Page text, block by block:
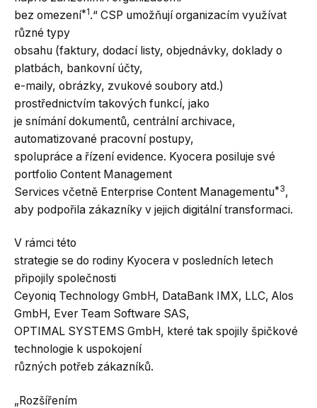
bez omezení*1.“ CSP umožňují organizacím využívat
různé typy
obsahu (faktury, dodací listy, objednávky, doklady o
platbách, bankovní účty,
e-maily, obrázky, zvukové soubory atd.)
prostřednictvím takových funkcí, jako
je snímání dokumentů, centrální archivace,
automatizované pracovní postupy,
spolupráce a řízení evidence. Kyocera posiluje své
portfolio Content Management
Services včetně Enterprise Content Managementu*3,
aby podpořila zákazníky v jejich digitální transformaci.
V rámci této
strategie se do rodiny Kyocera v posledních letech
připojily společnosti
Ceyoniq Technology GmbH, DataBank IMX, LLC, Alos
GmbH, Ever Team Software SAS,
OPTIMAL SYSTEMS GmbH, které tak spojily špičkové
technologie k uspokojení
různých potřeb zákazníků.
„Rozšířením